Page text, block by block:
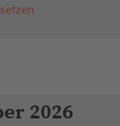
2026